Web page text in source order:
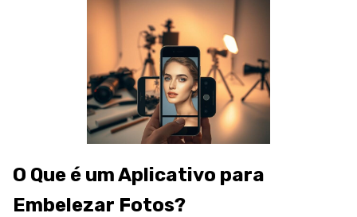
O Que é um Aplicativo para
Embelezar Fotos?